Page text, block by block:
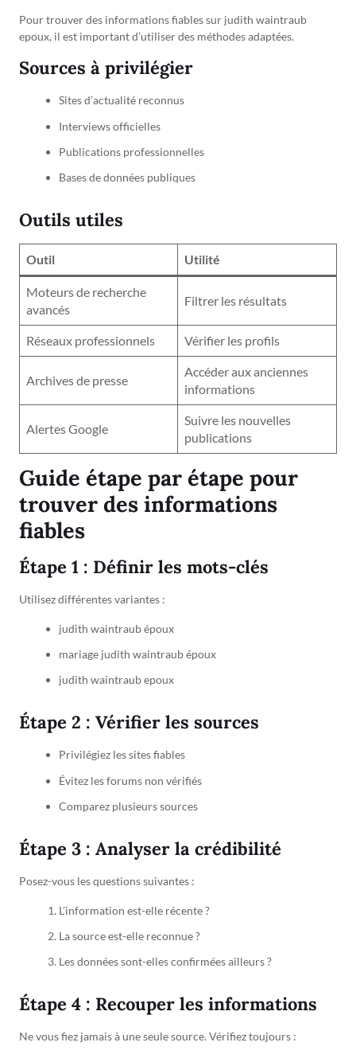
Pour trouver des informations fiables sur judith waintraub
epoux, il est important d’utiliser des méthodes adaptées.
Sources à privilégier
Sites d’actualité reconnus
Interviews officielles
Publications professionnelles
Bases de données publiques
Outils utiles
Outil Utilité
Moteurs de recherche
avancés
Filtrer les résultats
Réseaux professionnels Vérifier les profils
Archives de presse
Accéder aux anciennes
informations
Alertes Google
Suivre les nouvelles
publications
Guide étape par étape pour
trouver des informations
fiables
Étape 1 : Définir les mots-clés
Utilisez différentes variantes :
judith waintraub époux
mariage judith waintraub époux
judith waintraub epoux
Étape 2 : Vérifier les sources
Privilégiez les sites fiables
Évitez les forums non vérifiés
Comparez plusieurs sources
Étape 3 : Analyser la crédibilité
Posez-vous les questions suivantes :
L’information est-elle récente ?
La source est-elle reconnue ?
Les données sont-elles confirmées ailleurs ?
Étape 4 : Recouper les informations
Ne vous fiez jamais à une seule source. Vérifiez toujours :